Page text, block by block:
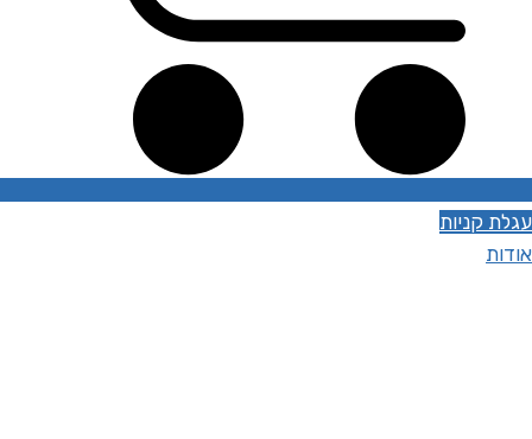
עגלת קניות
אודות